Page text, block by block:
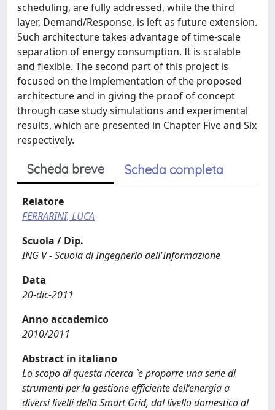
scheduling, are fully addressed, while the third
layer, Demand/Response, is left as future extension.
Such architecture takes advantage of time-scale
separation of energy consumption. It is scalable
and flexible. The second part of this project is
focused on the implementation of the proposed
architecture and in giving the proof of concept
through case study simulations and experimental
results, which are presented in Chapter Five and Six
respectively.
Scheda breve Scheda completa
Relatore
FERRARINI, LUCA
Scuola / Dip.
ING V - Scuola di Ingegneria dell'Informazione
Data
20-dic-2011
Anno accademico
2010/2011
Abstract in italiano
Lo scopo di questa ricerca `e proporre una serie di
strumenti per la gestione efficiente dell’energia a
diversi livelli della Smart Grid, dal livello domestico al